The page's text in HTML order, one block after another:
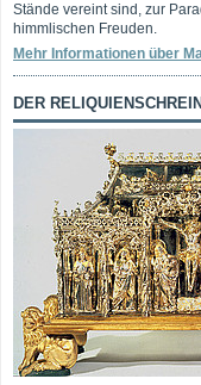
Stände vereint sind, zur
himmlischen Freuden.
Mehr Informationen über
DER